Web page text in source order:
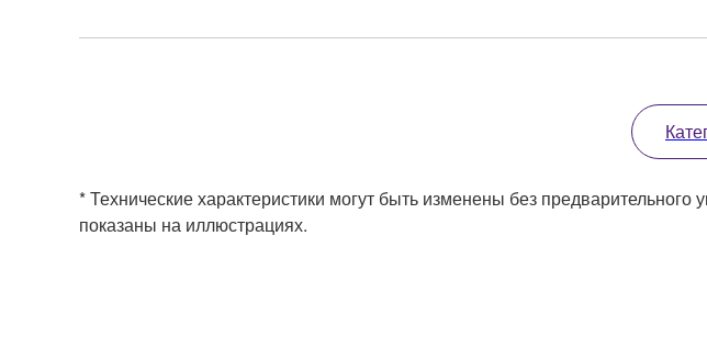
* Технические характеристики могут быть изменены без
показаны на иллюстрациях.